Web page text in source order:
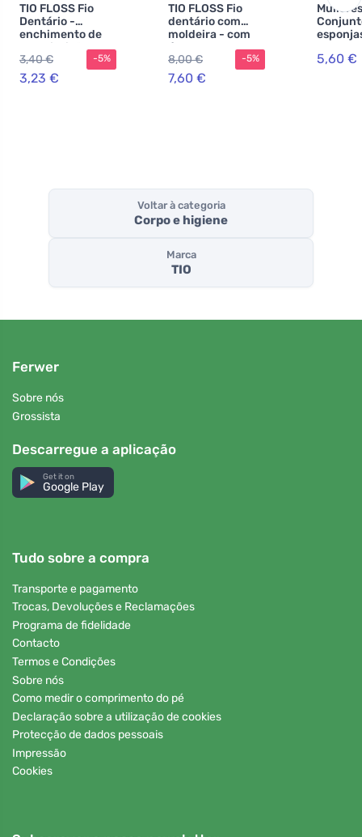
TIO FLOSS Fio
Dentário -
enchimento de
substituição -
com menta e óleo
de coco orgânico
3,40 €
3,23 €
-5%
TIO FLOSS Fio
dentário com
moldeira - com
óleo de menta e
de coco orgânico
8,00 €
7,60 €
-5%
Mulieres
5,60 €
Voltar à categoria
Corpo e higiene
Marca
TIO
Ferwer
Sobre nós
Grossista
Descarregue a aplicação
Get it on
Google Play
Tudo sobre a compra
Transporte e pagamento
Trocas, Devoluções e Reclamações
Programa de fidelidade
Contacto
Termos e Condições
Sobre nós
Como medir o comprimento do pé
Declaração sobre a utilização de cookies
Protecção de dados pessoais
Impressão
Cookies